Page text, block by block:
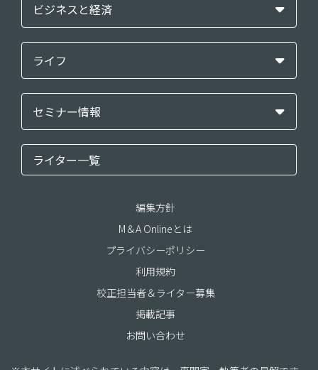
ビジネスと経済
ライフ
セミナー情報
ライター一覧
編集方針
M＆A Onlineとは
プライバシーポリシー
利用規約
校正担当者＆ライター募集
掲載記事
お問い合わせ